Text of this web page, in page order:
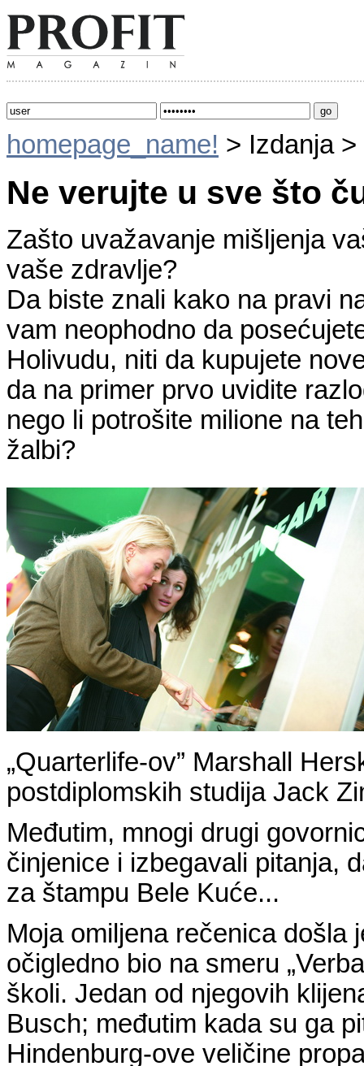
homepage_name! > Izdanja
Ne verujte u sve što
Zašto uvažavanje mišljenja
vaše zdravlje?
Da biste znali kako na pravi
vam neophodno da
Holivudu, niti da kupujete
da na primer prvo uvidite
nego li potrošite milione na
žalbi?
„Quarterlife-ov” Marshall
postdiplomskih studija Jack
Međutim, mnogi drugi
činjenice i izbegavali pitanja,
za štampu Bele Kuće...
Moja omiljena rečenica došla
očigledno bio na smeru
školi. Jedan od njegovih
Busch; međutim kada su ga
Hindenburg-ove veličine